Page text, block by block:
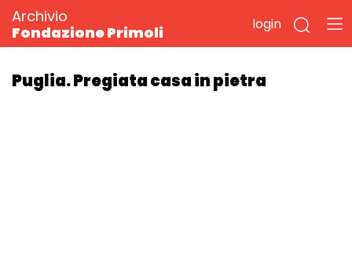
Archivio
Fondazione Primoli
login
Puglia. Pregiata casa in pietra